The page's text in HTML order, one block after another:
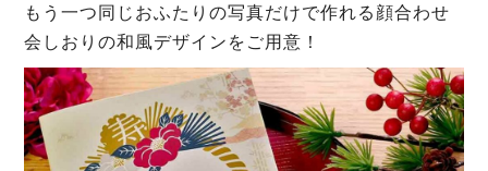
もう一つ同じおふたりの写真だけで作れる顔合わせ
会しおりの和風デザインをご用意！